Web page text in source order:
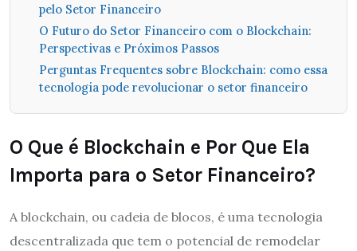
pelo Setor Financeiro
O Futuro do Setor Financeiro com o Blockchain:
Perspectivas e Próximos Passos
Perguntas Frequentes sobre Blockchain: como essa
tecnologia pode revolucionar o setor financeiro
O Que é Blockchain e Por Que Ela
Importa para o Setor Financeiro?
A blockchain, ou cadeia de blocos, é uma tecnologia
descentralizada que tem o potencial de remodelar